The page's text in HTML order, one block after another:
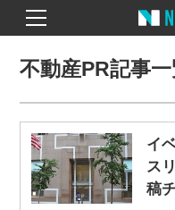
不動産PR記事
イ
ス
稿